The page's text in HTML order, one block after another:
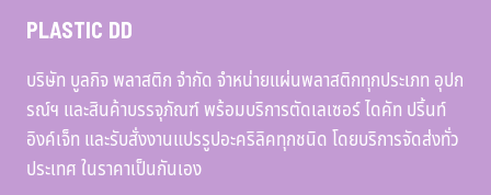
PLASTIC DD
บริษัท บูลกิจ พลาสติก จำกัด จำหน่ายแผ่นพลาสติกทุกประเภท อุปก
รณ์ฯ และสินค้าบรรจุภัณฑ์ พร้อมบริการตัดเลเซอร์ ไดคัท ปริ้นท์
อิงค์เจ็ท และรับสั่งงานแปรรูปอะคริลิคทุกชนิด โดยบริการจัดส่งทั่ว
ประเทศ ในราคาเป็นกันเอง